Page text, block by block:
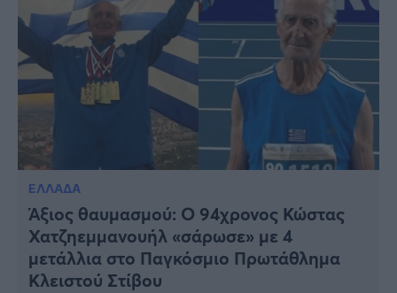
ΕΛΛΑΔΑ
Άξιος θαυμασμού: Ο 94χρονος Κώστας
Χατζηεμμανουήλ «σάρωσε» με 4
μετάλλια στο Παγκόσμιο Πρωτάθλημα
Κλειστού Στίβου